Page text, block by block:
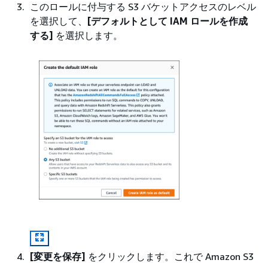
このロールに付与する S3 バケットアクセスのレベル
を選択して、
[デフォルトとして IAM ロールを作成
する] を選択します。
[変更を保存] をクリックします。これで Amazon S3